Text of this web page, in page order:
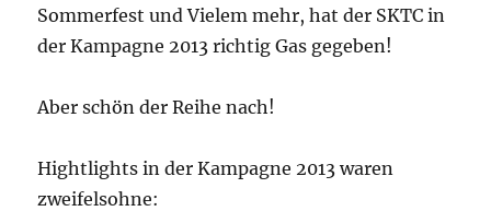
Sommerfest und Vielem mehr, hat der SKTC in
der Kampagne 2013 richtig Gas gegeben!
Aber schön der Reihe nach!
Hightlights in der Kampagne 2013 waren
zweifelsohne: